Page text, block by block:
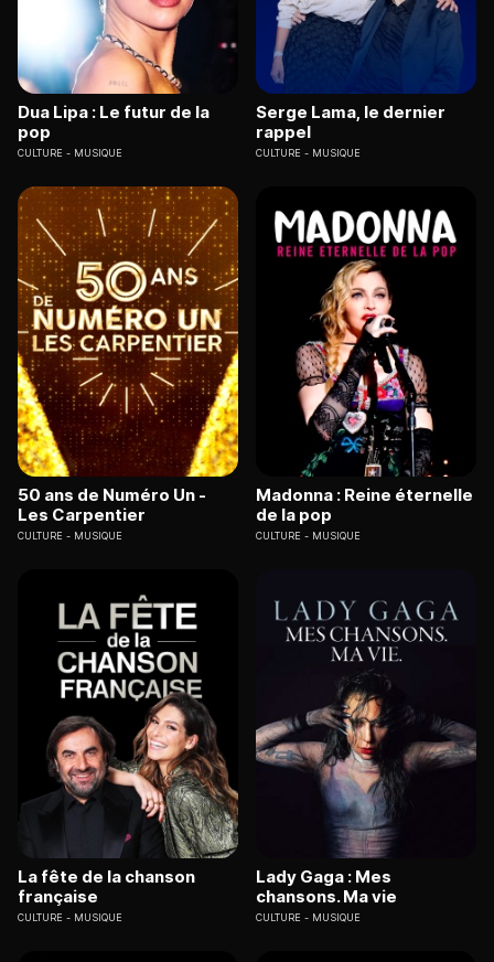
Dua Lipa : Le futur de la
pop
CULTURE MUSIQUE
Serge Lama, le dernier
rappel
CULTURE MUSIQUE
50 ans de Numéro Un -
Les Carpentier
CULTURE MUSIQUE
Madonna : Reine éternelle
de la pop
CULTURE MUSIQUE
La fête de la chanson
française
CULTURE MUSIQUE
Lady Gaga : Mes
chansons. Ma vie
CULTURE MUSIQUE